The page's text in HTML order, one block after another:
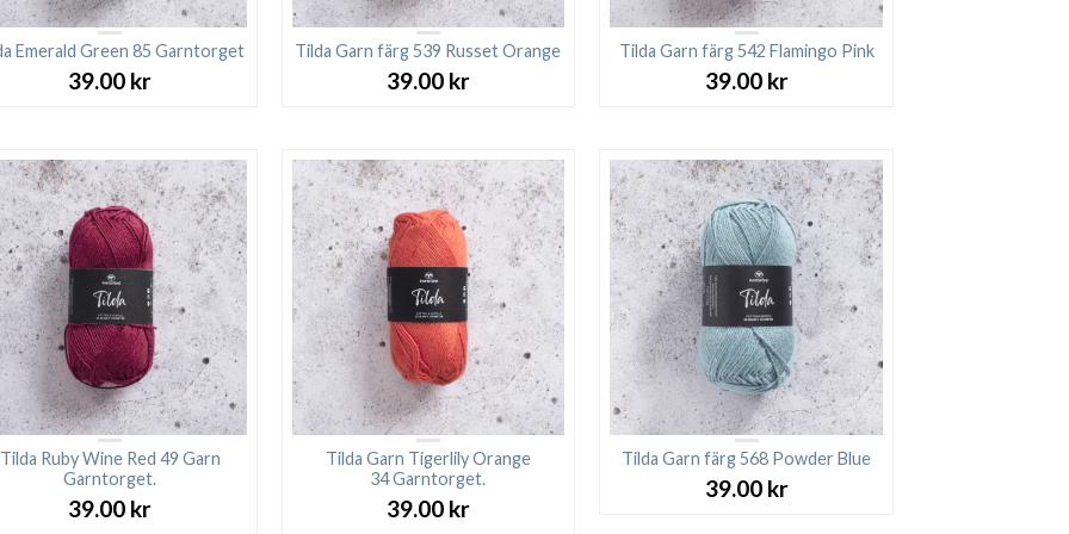
Emerald Green 85 Garntorget
39.00 kr
Tilda Garn färg 539 Russet Orange
39.00 kr
Tilda Garn färg 542 Flamingo Pink
39.00 kr
Tilda Ruby Wine Red 49 Garn
Garntorget.
39.00 kr
Tilda Garn Tigerlily Orange
34 Garntorget.
39.00 kr
Tilda Garn färg 568 Powder Blue
39.00 kr